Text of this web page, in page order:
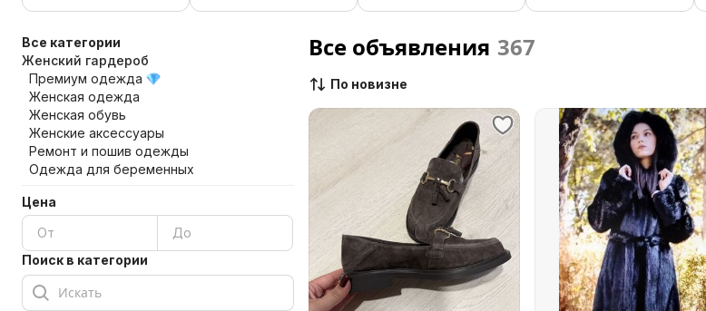
Все категории
Женский гардероб
Премиум одежда
Женская одежда
Женская обувь
Женские аксессуары
Ремонт и пошив одежды
Одежда для беременных
Цена
Поиск в категории
Все объявления 367
По новизне